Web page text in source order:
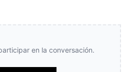
en la conversación.